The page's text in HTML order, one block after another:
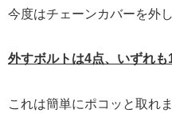
今度はチェーンカバーを外し
外すボルトは4点、いずれも
これは簡単にポコッと取れ